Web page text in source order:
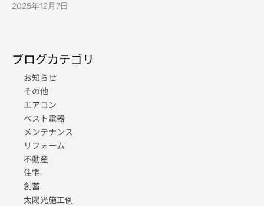
2025年12月7日
ブログカテゴリ
お知らせ
その他
エアコン
ベスト電器
メンテナンス
リフォーム
不動産
住宅
創蓄
太陽光施工例